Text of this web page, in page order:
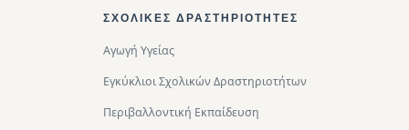
ΣΧΟΛΙΚΈΣ ΔΡΑΣΤΗΡΙΌΤΗΤΕΣ
Αγωγή Υγείας
Εγκύκλιοι Σχολικών Δραστηριοτήτων
Περιβαλλοντική Eκπαίδευση